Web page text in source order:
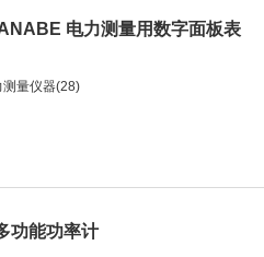
电力测量用数字面板表
测量仪器(28)
功能功率计